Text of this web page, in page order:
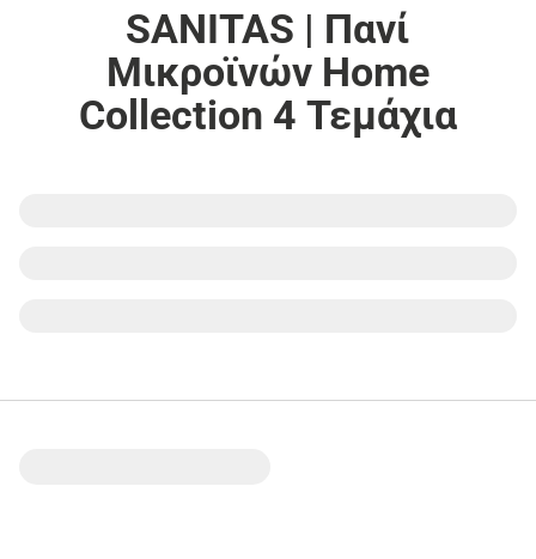
SANITAS | Πανί
Μικροϊνών Home
Collection 4 Τεμάχια